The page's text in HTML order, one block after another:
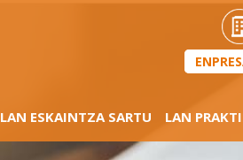
LAN ESKAINTZA SARTU LAN